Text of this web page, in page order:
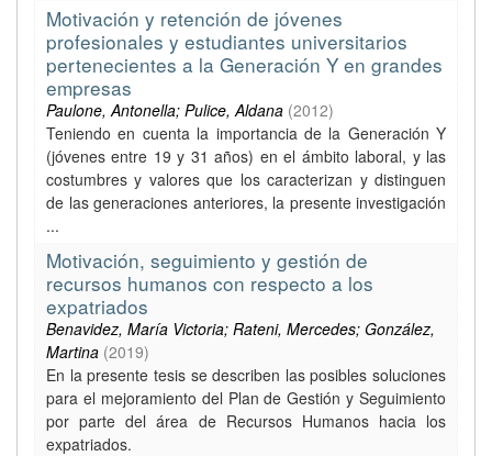
Motivación y retención de jóvenes
profesionales y estudiantes universitarios
pertenecientes a la Generación Y en grandes
empresas
Paulone, Antonella; Pulice, Aldana (2012)
Teniendo en cuenta la importancia de la Generación Y
(jóvenes entre 19 y 31 años) en el ámbito laboral, y las
costumbres y valores que los caracterizan y distinguen
de las generaciones anteriores, la presente investigación
...
Motivación, seguimiento y gestión de
recursos humanos con respecto a los
expatriados
Benavidez, María Victoria; Rateni, Mercedes; González,
Martina (2019)
En la presente tesis se describen las posibles soluciones
para el mejoramiento del Plan de Gestión y Seguimiento
por parte del área de Recursos Humanos hacia los
expatriados.